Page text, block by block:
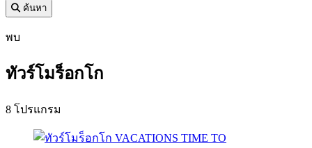
ค้นหา
พบ
ทัวร์โมร็อกโก
8 โปรแกรม